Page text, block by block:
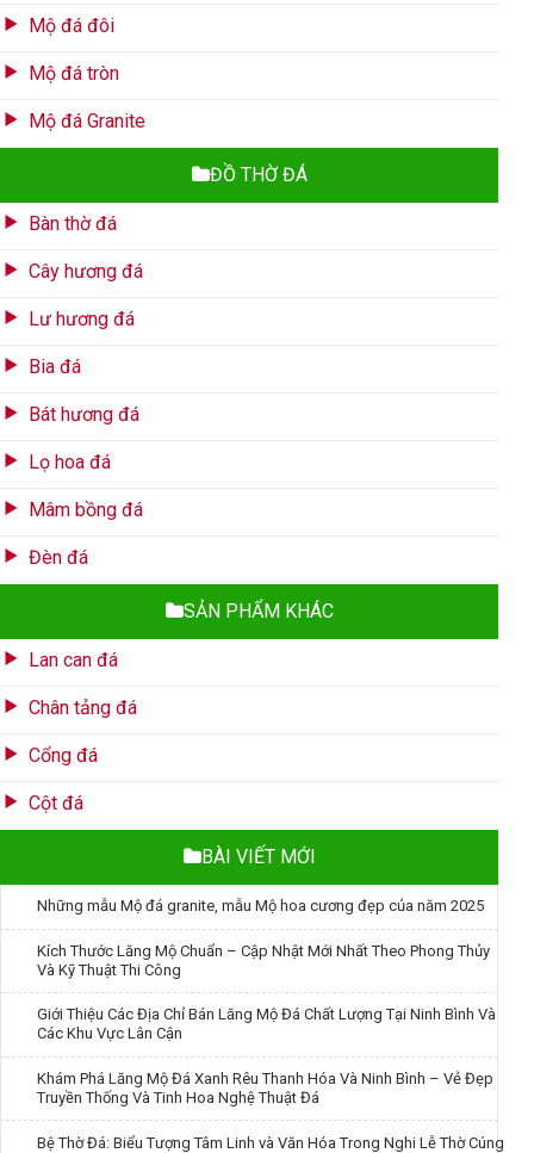
Mộ đá đôi
Mộ đá tròn
Mộ đá Granite
ĐỒ THỜ ĐÁ
Bàn thờ đá
Cây hương đá
Lư hương đá
Bia đá
Bát hương đá
Lọ hoa đá
Mâm bồng đá
Đèn đá
SẢN PHẨM KHÁC
Lan can đá
Chân tảng đá
Cổng đá
Cột đá
BÀI VIẾT MỚI
Những mẫu Mộ đá granite, mẫu Mộ hoa cương đẹp của năm 2025
Kích Thước Lăng Mộ Chuẩn – Cập Nhật Mới Nhất Theo Phong Thủy
Và Kỹ Thuật Thi Công
Giới Thiệu Các Địa Chỉ Bán Lăng Mộ Đá Chất Lượng Tại Ninh Bình Và
Các Khu Vực Lân Cận
Khám Phá Lăng Mộ Đá Xanh Rêu Thanh Hóa Và Ninh Bình – Vẻ Đẹp
Truyền Thống Và Tinh Hoa Nghệ Thuật Đá
Bệ Thờ Đá: Biểu Tượng Tâm Linh và Văn Hóa Trong Nghi Lễ Thờ Cúng